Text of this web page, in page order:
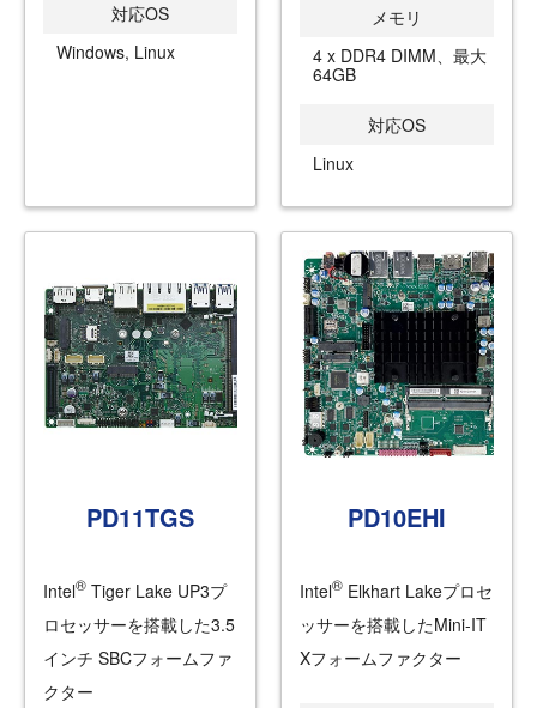
対応OS
Windows, Linux
メモリ
4 x DDR4 DIMM、最大
64GB
対応OS
Linux
PD11TGS
Intel® Tiger Lake UP3プ
ロセッサーを搭載した3.5
インチ SBCフォームファ
クター
PD10EHI
Intel® Elkhart Lakeプロセ
ッサーを搭載したMini-IT
Xフォームファクター